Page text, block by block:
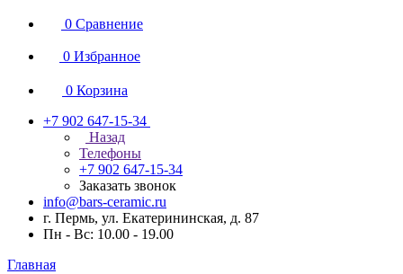
0 Сравнение
0 Избранное
0 Корзина
+7 902 647-15-34
Назад
Телефоны
+7 902 647-15-34
Заказать звонок
info@bars-ceramic.ru
г. Пермь, ул. Екатерининская, д. 87
Пн - Вс: 10.00 - 19.00
Главная